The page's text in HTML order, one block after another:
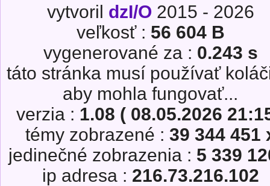
vytvoril dzI/O 2015 - 2026
veľkosť : 56 604 B
vygenerované za : 0.243 s
táto stránka musí používať
aby mohla fungovať...
verzia : 1.08 ( 08.05.2026
témy zobrazené : 39 344 451
jedinečné zobrazenia : 5 339
ip adresa : 216.73.216.102